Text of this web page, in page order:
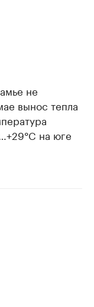
не
вынос тепла
на юге